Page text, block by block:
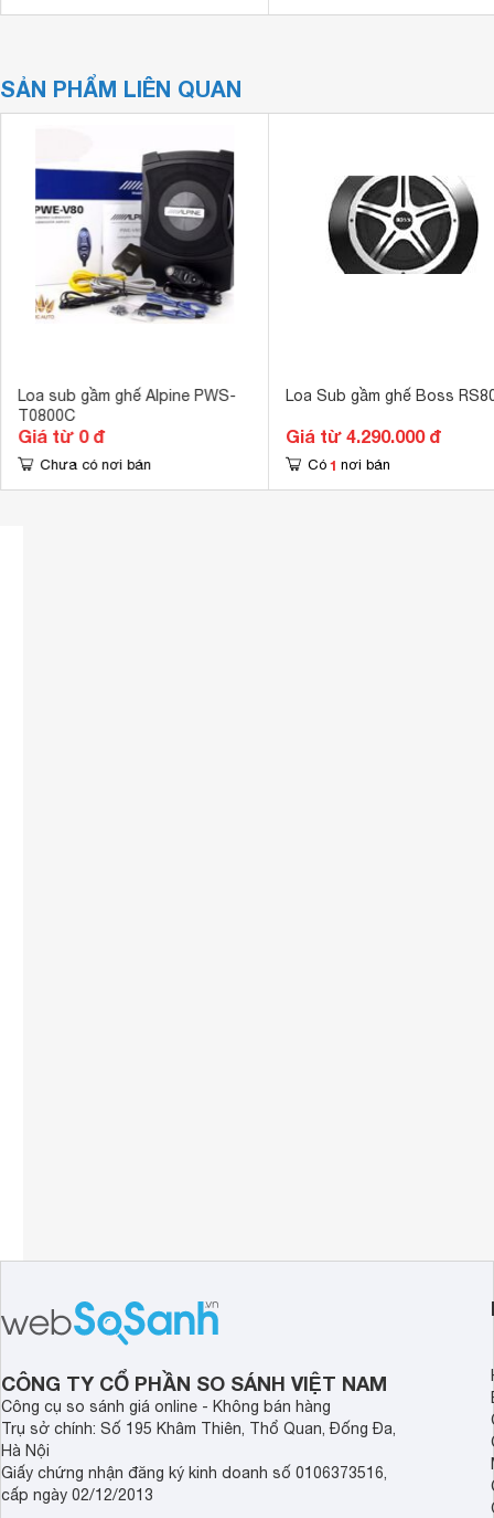
SẢN PHẨM LIÊN QUAN
Loa sub gầm ghế Alpine PWS-
T0800C
Giá từ 0 đ
Chưa có nơi bán
Loa Sub gầm ghế Boss
Giá từ 4.290.000 đ
Có 1 nơi bán
CÔNG TY CỔ PHẦN SO SÁNH VIỆT NAM
Công cụ so sánh giá online - Không bán hàng
Trụ sở chính: Số 195 Khâm Thiên, Thổ Quan, Đống Đa,
Hà Nội
Giấy chứng nhận đăng ký kinh doanh số 0106373516,
cấp ngày 02/12/2013